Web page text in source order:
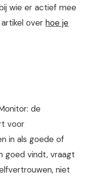
wie er actief mee
over hoe je
de
voor
in als goede of
goed vindt, vraagt
niet